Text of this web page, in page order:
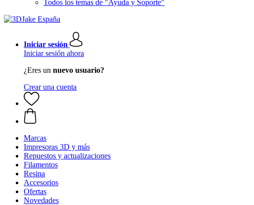
Todos los temas de "Ayuda y Soporte"
Iniciar sesión
Iniciar sesión ahora
¿Eres un nuevo usuario?
Crear una cuenta
Marcas
Impresoras 3D y más
Repuestos y actualizaciones
Filamentos
Resina
Accesorios
Ofertas
Novedades